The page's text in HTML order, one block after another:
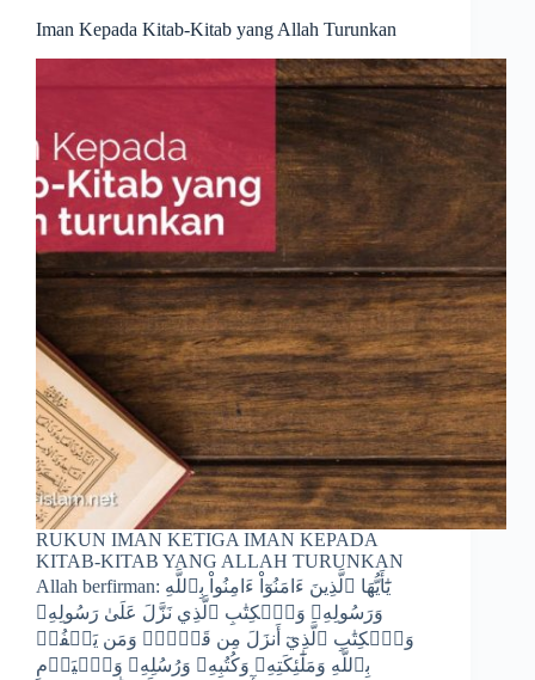
Iman Kepada Kitab-Kitab yang Allah Turunkan
RUKUN IMAN KETIGA IMAN KEPADA
KITAB-KITAB YANG ALLAH TURUNKAN
Allah berfirman: يَٰٓأَيُّهَا ٱلَّذِينَ ءَامَنُوٓاْ ءَامِنُواْ بِٱللَّهِ
وَرَسُولِهِۦ وَٱلۡكِتَٰبِ ٱلَّذِي نَزَّلَ عَلَىٰ رَسُولِهِۦ
وَٱلۡكِتَٰبِ ٱلَّذِيٓ أَنزَلَ مِن قَبۡلُۚ وَمَن يَكۡفُرۡ
بِٱللَّهِ وَمَلَٰٓئِكَتِهِۦ وَكُتُبِهِۦ وَرُسُلِهِۦ وَٱلۡيَوۡمِ